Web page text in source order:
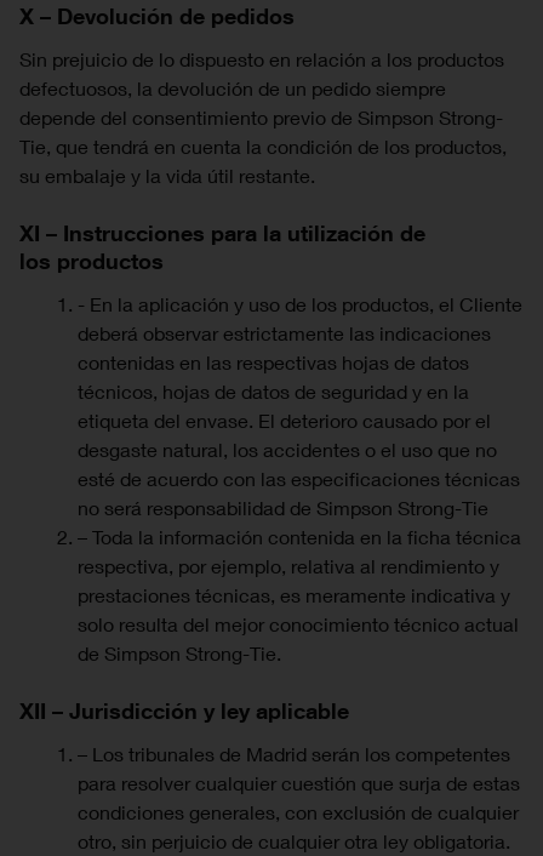
X – Devolución de pedidos
Sin prejuicio de lo dispuesto en relación a los productos
defectuosos, la devolución de un pedido siempre
depende del consentimiento previo de Simpson Strong-
Tie, que tendrá en cuenta la condición de los productos,
su embalaje y la vida útil restante.
XI – Instrucciones para la utilización de
los productos
- En la aplicación y uso de los productos, el Cliente
deberá observar estrictamente las indicaciones
contenidas en las respectivas hojas de datos
técnicos, hojas de datos de seguridad y en la
etiqueta del envase. El deterioro causado por el
desgaste natural, los accidentes o el uso que no
esté de acuerdo con las especificaciones técnicas
no será responsabilidad de Simpson Strong-Tie
– Toda la información contenida en la ficha técnica
respectiva, por ejemplo, relativa al rendimiento y
prestaciones técnicas, es meramente indicativa y
solo resulta del mejor conocimiento técnico actual
de Simpson Strong-Tie.
XII – Jurisdicción y ley aplicable
– Los tribunales de Madrid serán los competentes
para resolver cualquier cuestión que surja de estas
condiciones generales, con exclusión de cualquier
otro, sin perjuicio de cualquier otra ley obligatoria.